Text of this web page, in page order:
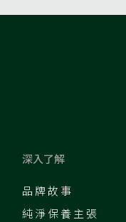
深入了解
品牌故事
純淨保養主張